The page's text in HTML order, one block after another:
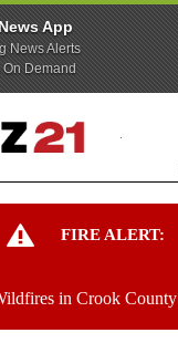
App
News Alerts
Demand
FIRE ALERT:
in Crook County